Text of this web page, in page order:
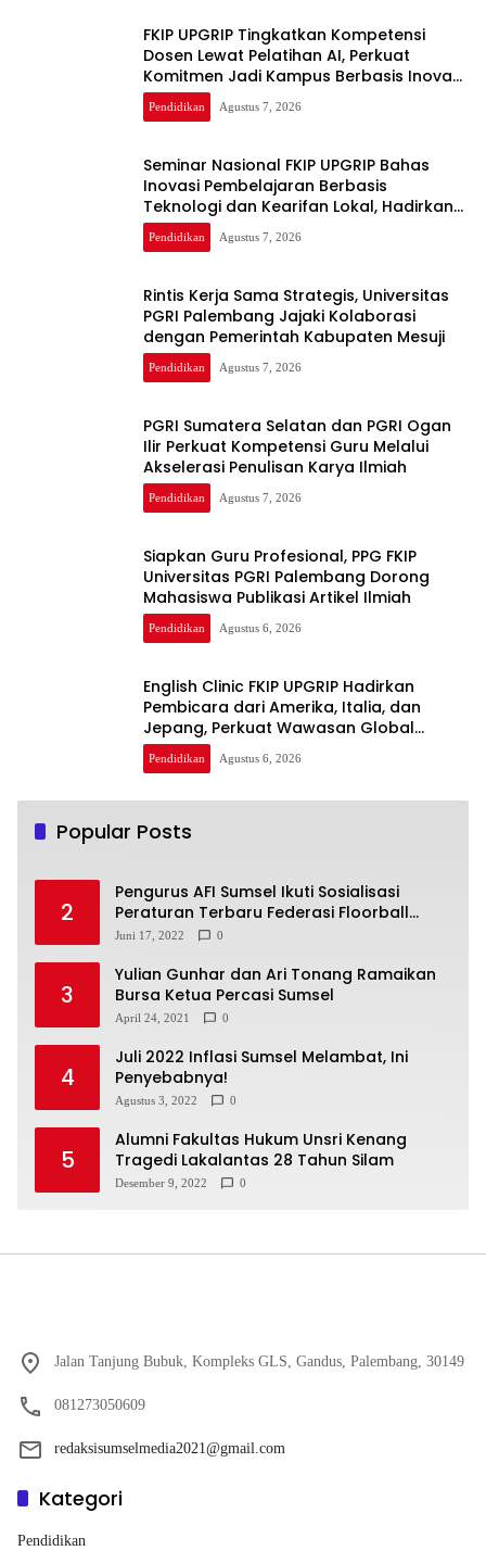
FKIP UPGRIP Tingkatkan Kompetensi
Dosen Lewat Pelatihan AI, Perkuat
Komitmen Jadi Kampus Berbasis Inovasi
Digital
Pendidikan Agustus 7, 2026
Seminar Nasional FKIP UPGRIP Bahas
Inovasi Pembelajaran Berbasis
Teknologi dan Kearifan Lokal, Hadirkan
Pakar Nasional
Pendidikan Agustus 7, 2026
Rintis Kerja Sama Strategis, Universitas
PGRI Palembang Jajaki Kolaborasi
dengan Pemerintah Kabupaten Mesuji
Pendidikan Agustus 7, 2026
PGRI Sumatera Selatan dan PGRI Ogan
Ilir Perkuat Kompetensi Guru Melalui
Akselerasi Penulisan Karya Ilmiah
Pendidikan Agustus 7, 2026
Siapkan Guru Profesional, PPG FKIP
Universitas PGRI Palembang Dorong
Mahasiswa Publikasi Artikel Ilmiah
Pendidikan Agustus 6, 2026
English Clinic FKIP UPGRIP Hadirkan
Pembicara dari Amerika, Italia, dan
Jepang, Perkuat Wawasan Global
Mahasiswa
Pendidikan Agustus 6, 2026
Popular Posts
2
Pengurus AFI Sumsel Ikuti Sosialisasi
Peraturan Terbaru Federasi Floorball
Internasional
Juni 17, 2022 0
3
Yulian Gunhar dan Ari Tonang Ramaikan
Bursa Ketua Percasi Sumsel
April 24, 2021 0
4
Juli 2022 Inflasi Sumsel Melambat, Ini
Penyebabnya!
Agustus 3, 2022 0
5
Alumni Fakultas Hukum Unsri Kenang
Tragedi Lakalantas 28 Tahun Silam
Desember 9, 2022 0
Jalan Tanjung Bubuk, Kompleks GLS, Gandus, Palembang, 30149
081273050609
redaksisumselmedia2021@gmail.com
Kategori
Pendidikan